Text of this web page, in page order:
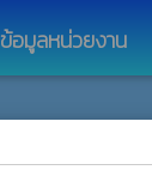
ข้อมูลหน่วยงาน